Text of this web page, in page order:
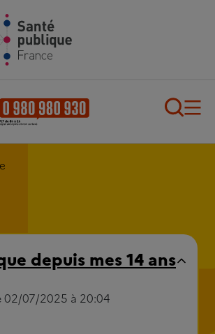
principal
depuis mes 14 ans
02/07/2025 à 20:04